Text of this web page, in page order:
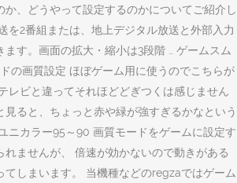
か、どうやって設定するのかについてご紹介し
を2番組または、地上デジタル放送と外部入力
ます。画面の拡大・縮小は3段階 … ゲームスム
の画質設定 ほぼゲーム用に使うのでこちらが
レビと違ってそれほどどぎつくは感じません
見ると、ちょっと赤や緑が強すぎるかなという
ニカラー95～90 画質モードをゲームに設定す
れませんが、 倍速が効かないので動きがある
てしまいます。 当機種などのregzaではゲーム